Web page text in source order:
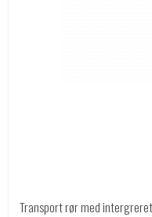
Transport rør med